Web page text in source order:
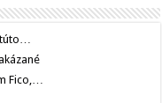
Fico,…